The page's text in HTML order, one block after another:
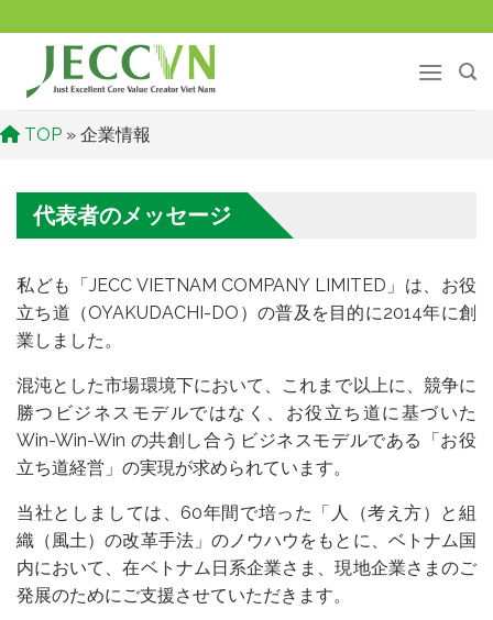
to
content
TOP » 企業情報
代表者のメッセージ
私ども「JECC VIETNAM COMPANY LIMITED」は、お役
立ち道（OYAKUDACHI-DO）の普及を目的に2014年に創
業しました。
混沌とした市場環境下において、これまで以上に、競争に
勝つビジネスモデルではなく、お役立ち道に基づいた
Win-Win-Win の共創し合うビジネスモデルである「お役
立ち道経営」の実現が求められています。
当社としましては、60年間で培った「人（考え方）と組
織（風土）の改革手法」のノウハウをもとに、ベトナム国
内において、在ベトナム日系企業さま、現地企業さまのご
発展のためにご支援させていただきます。